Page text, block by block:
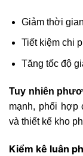
Giảm thời
Tiết kiệm chi
Tăng tốc độ
Tuy nhiên
mạnh, phối hợp
và thiết kế kho
Kiểm kê luân